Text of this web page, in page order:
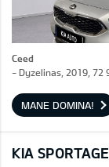
Ceed
- Dyzelinas, 2019, 72
MANE DOMINA!
KIA SPORTAGE